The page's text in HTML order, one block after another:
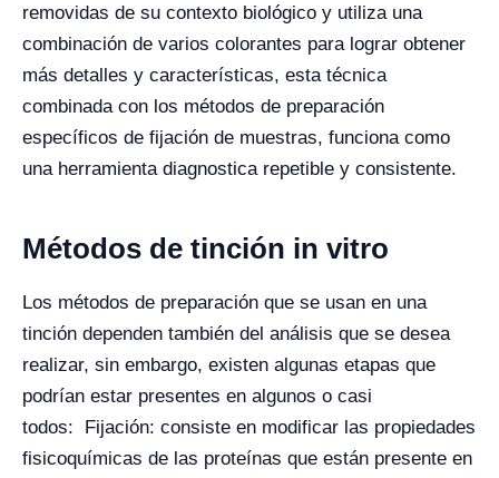
removidas de su contexto biológico y utiliza una
combinación de varios colorantes para lograr obtener
más detalles y características, esta técnica
combinada con los métodos de preparación
específicos de fijación de muestras, funciona como
una herramienta diagnostica repetible y consistente.
Métodos de tinción in vitro
Los métodos de preparación que se usan en una
tinción dependen también del análisis que se desea
realizar, sin embargo, existen algunas etapas que
podrían estar presentes en algunos o casi
todos: Fijación: consiste en modificar las propiedades
fisicoquímicas de las proteínas que están presente en